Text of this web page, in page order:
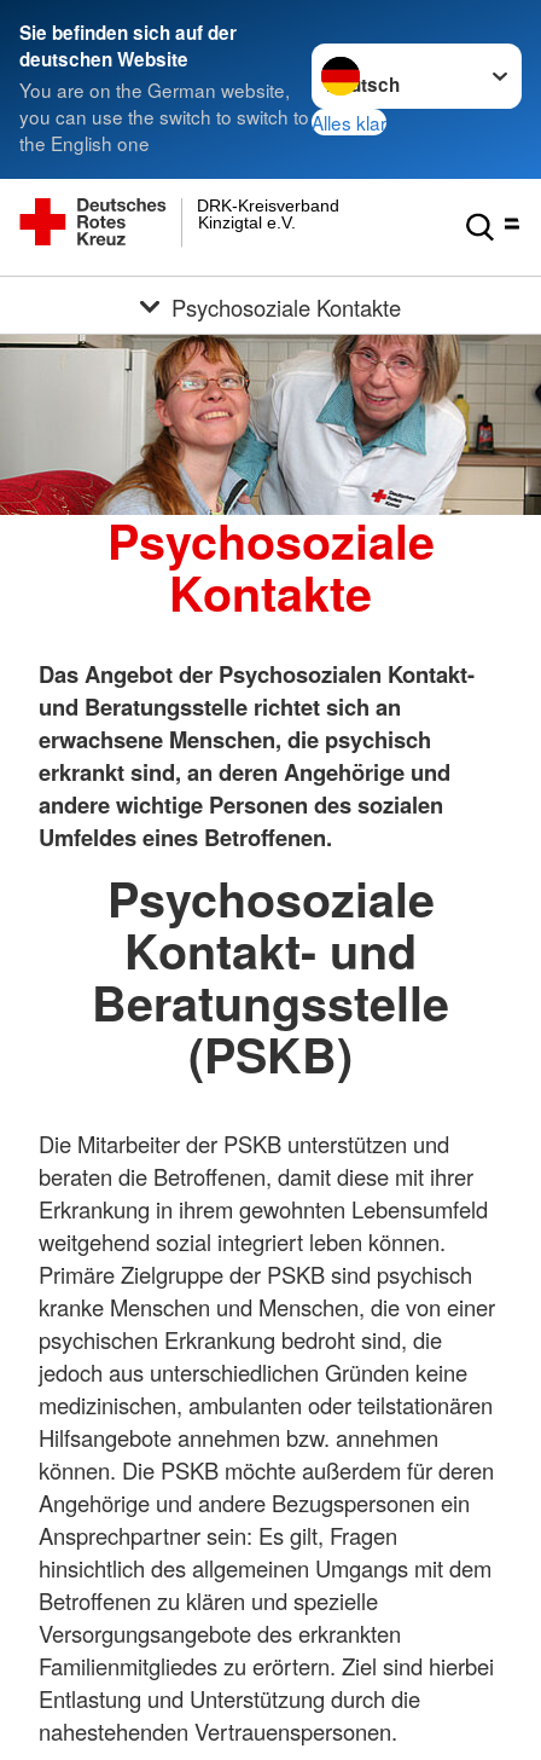
Sie befinden sich auf der
deutschen Website
You are on the German website,
you can use the switch to switch to
the English one
Sprache wechseln zu
Alles klar
Kinzigtal e.V.
DRK-Kreisverband
Psychosoziale Kontakte
Psychosoziale
Kontakte
Das Angebot der Psychosozialen Kontakt-
und Beratungsstelle richtet sich an
erwachsene Menschen, die psychisch
erkrankt sind, an deren Angehörige und
andere wichtige Personen des sozialen
Umfeldes eines Betroffenen.
Psychosoziale
Kontakt- und
Beratungsstelle
(PSKB)
Die Mitarbeiter der PSKB unterstützen und
beraten die Betroffenen, damit diese mit ihrer
Erkrankung in ihrem gewohnten Lebensumfeld
weitgehend sozial integriert leben können.
Primäre Zielgruppe der PSKB sind psychisch
kranke Menschen und Menschen, die von einer
psychischen Erkrankung bedroht sind, die
jedoch aus unterschiedlichen Gründen keine
medizinischen, ambulanten oder teilstationären
Hilfsangebote annehmen bzw. annehmen
können. Die PSKB möchte außerdem für deren
Angehörige und andere Bezugspersonen ein
Ansprechpartner sein: Es gilt, Fragen
hinsichtlich des allgemeinen Umgangs mit dem
Betroffenen zu klären und spezielle
Versorgungsangebote des erkrankten
Familienmitgliedes zu erörtern. Ziel sind hierbei
Entlastung und Unterstützung durch die
nahestehenden Vertrauenspersonen.